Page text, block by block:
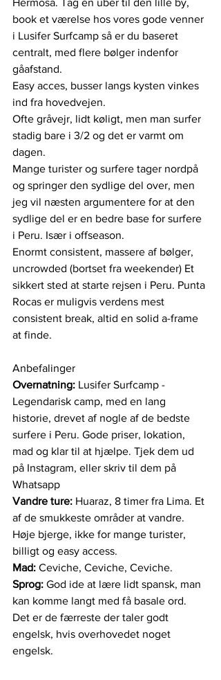
Hermosa. Tag en uber til den lille by,
book et værelse hos vores gode venner
i Lusifer Surfcamp så er du baseret
centralt, med flere bølger indenfor
gåafstand.
Easy acces, busser langs kysten vinkes
ind fra hovedvejen.
Ofte gråvejr, lidt køligt, men man surfer
stadig bare i 3/2 og det er varmt om
dagen.
Mange turister og surfere tager nordpå
og springer den sydlige del over, men
jeg vil næsten argumentere for at den
sydlige del er en bedre base for surfere
i Peru. Især i offseason.
Enormt consistent, massere af bølger,
uncrowded (bortset fra weekender) Et
sikkert sted at starte rejsen i Peru. Punta
Rocas er muligvis verdens mest
consistent break, altid en solid a-frame
at finde.
Anbefalinger
Overnatning: Lusifer Surfcamp -
Legendarisk camp, med en lang
historie, drevet af nogle af de bedste
surfere i Peru. Gode priser, lokation,
mad og klar til at hjælpe. Tjek dem ud
på Instagram, eller skriv til dem på
Whatsapp
Vandre ture: Huaraz, 8 timer fra Lima. Et
af de smukkeste områder at vandre.
Høje bjerge, ikke for mange turister,
billigt og easy access.
Mad: Ceviche, Ceviche, Ceviche.
Sprog: God ide at lære lidt spansk, man
kan komme langt med få basale ord.
Det er de færreste der taler godt
engelsk, hvis overhovedet noget
engelsk.